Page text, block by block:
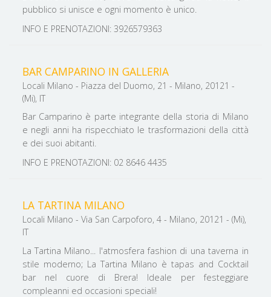
pubblico si unisce e ogni momento è unico.
INFO E PRENOTAZIONI: 3926579363
BAR CAMPARINO IN GALLERIA
Locali Milano - Piazza del Duomo, 21 - Milano, 20121 -
(Mi), IT
Bar Camparino è parte integrante della storia di Milano
e negli anni ha rispecchiato le trasformazioni della città
e dei suoi abitanti.
INFO E PRENOTAZIONI: 02 8646 4435
LA TARTINA MILANO
Locali Milano - Via San Carpoforo, 4 - Milano, 20121 - (Mi),
IT
La Tartina Milano... l'atmosfera fashion di una taverna in
stile moderno; La Tartina Milano è tapas and Cocktail
bar nel cuore di Brera! Ideale per festeggiare
compleanni ed occasioni speciali!